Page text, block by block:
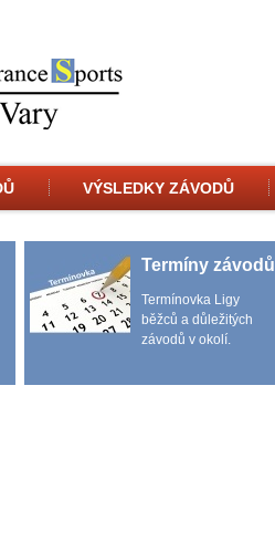
VÝSLEDKY ZÁVODŮ
Termíny závodů
Termínovka Ligy
běžců a důležitých
závodů v okolí.